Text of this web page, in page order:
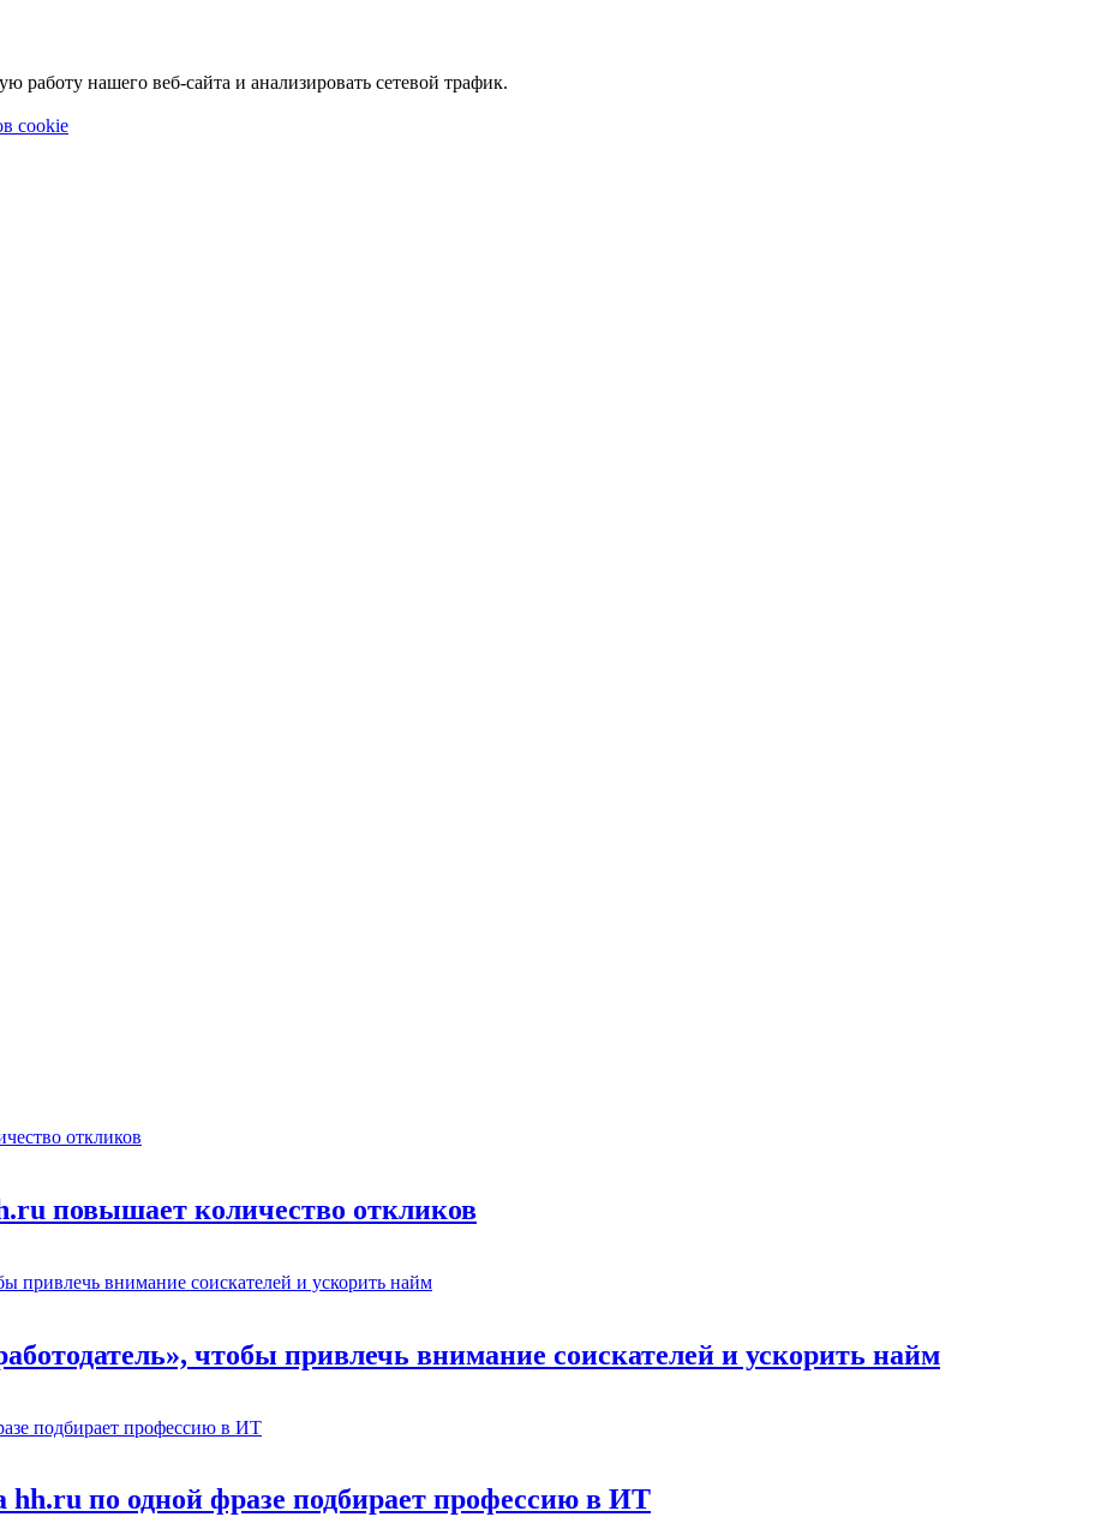
нашего веб-сайта и анализировать сетевой трафик.
cookie
повышает количество откликов
чтобы привлечь внимание соискателей и ускорить найм
по одной фразе подбирает профессию в ИТ